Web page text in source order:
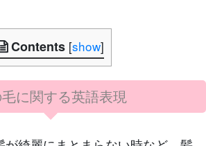
Contents [show]
に関する英語表現